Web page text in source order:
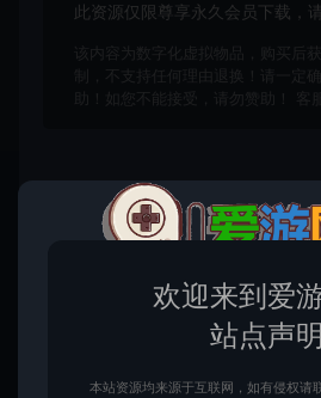
此资源仅限尊享永久会员下载，
该内容为数字化虚拟物品，购买后
制，不支持任何理由退换！请一定
助！如您不能接受，请勿赞助！ 客
收藏 (0)
欢迎来到爱
站点声明
本站资源均来源于互联网，如有侵权请